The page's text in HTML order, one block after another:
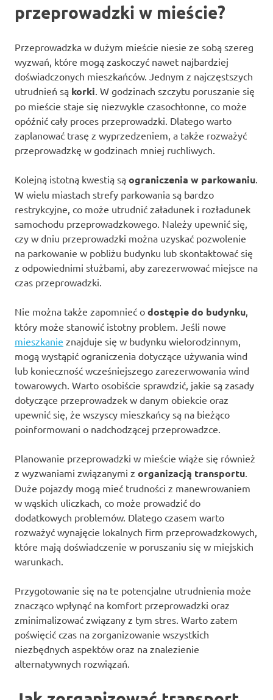
przeprowadzki w mieście?
Przeprowadzka w dużym mieście niesie ze sobą szereg
wyzwań, które mogą zaskoczyć nawet najbardziej
doświadczonych mieszkańców. Jednym z najczęstszych
utrudnień są korki . W godzinach szczytu poruszanie się
po mieście staje się niezwykle czasochłonne, co może
opóźnić cały proces przeprowadzki. Dlatego warto
zaplanować trasę z wyprzedzeniem, a także rozważyć
przeprowadzkę w godzinach mniej ruchliwych.
Kolejną istotną kwestią są ograniczenia w parkowaniu
W wielu miastach strefy parkowania są bardzo
restrykcyjne, co może utrudnić załadunek i rozładunek
samochodu przeprowadzkowego. Należy upewnić się,
czy w dniu przeprowadzki można uzyskać pozwolenie
na parkowanie w pobliżu budynku lub skontaktować się
z odpowiednimi służbami, aby zarezerwować miejsce na
czas przeprowadzki.
Nie można także zapomnieć o dostępie do budynku
który może stanowić istotny problem. Jeśli nowe
mieszkanie znajduje się w budynku wielorodzinnym,
mogą wystąpić ograniczenia dotyczące używania wind
lub konieczność wcześniejszego zarezerwowania wind
towarowych. Warto osobiście sprawdzić, jakie są zasady
dotyczące przeprowadzek w danym obiekcie oraz
upewnić się, że wszyscy mieszkańcy są na bieżąco
poinformowani o nadchodzącej przeprowadzce.
Planowanie przeprowadzki w mieście wiąże się również
z wyzwaniami związanymi z organizacją transportu
Duże pojazdy mogą mieć trudności z manewrowaniem
w wąskich uliczkach, co może prowadzić do
dodatkowych problemów. Dlatego czasem warto
rozważyć wynajęcie lokalnych firm przeprowadzkowych,
które mają doświadczenie w poruszaniu się w miejskich
warunkach.
Przygotowanie się na te potencjalne utrudnienia może
znacząco wpłynąć na komfort przeprowadzki oraz
zminimalizować związany z tym stres. Warto zatem
poświęcić czas na zorganizowanie wszystkich
niezbędnych aspektów oraz na znalezienie
alternatywnych rozwiązań.